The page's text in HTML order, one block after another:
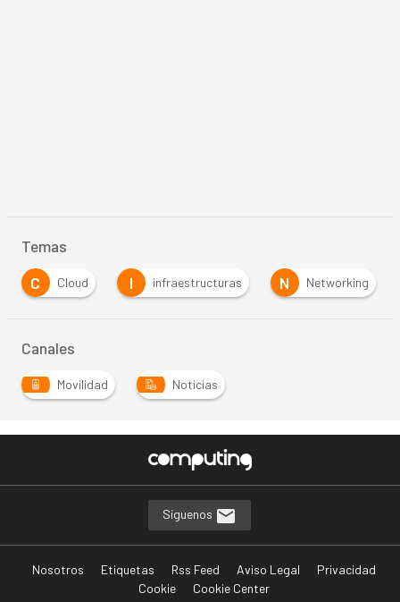
Temas
C
Cloud I infraestructuras N Networking
Canales
Movilidad
Noticias
Síguenos
Nosotros Etiquetas Rss Feed Aviso Legal
Privacidad
Cookie
Cookie Center